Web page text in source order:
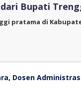
Bupati
pratama di